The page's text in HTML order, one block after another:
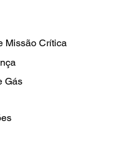
Missão Crítica
Gás